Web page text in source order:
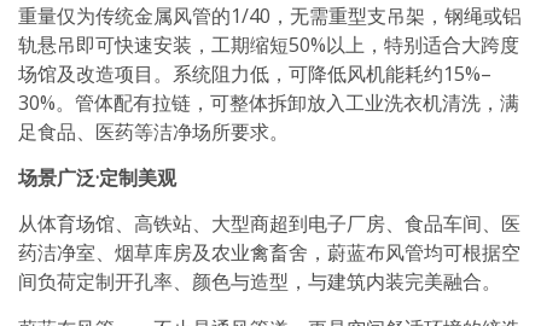
重量仅为传统金属风管的1/40，无需重型支吊架，钢绳或铝
轨悬吊即可快速安装，工期缩短50%以上，特别适合大跨度
场馆及改造项目。系统阻力低，可降低风机能耗约15%–
30%。管体配有拉链，可整体拆卸放入工业洗衣机清洗，满
足食品、医药等洁净场所要求。
场景广泛·定制美观
从体育场馆、高铁站、大型商超到电子厂房、食品车间、医
药洁净室、烟草库房及农业禽畜舍，蔚蓝布风管均可根据空
间负荷定制开孔率、颜色与造型，与建筑内装完美融合。